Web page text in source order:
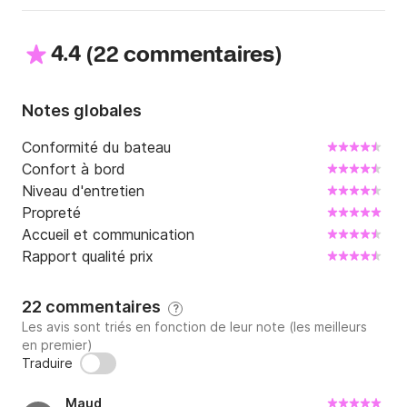
vous recommandons quelques endroits à ne pas
d'Ugljan et Pašman juste en face de Zadar.
Pour plus de questions sur le bateau ou les
destinations à visiter, n'hésitez pas à me contacter
sur la plateforme Click&Boat !
4.4 (22 commentaires)
Notes globales
Conformité du bateau
Confort à bord
Niveau d'entretien
Propreté
Accueil et communication
Rapport qualité prix
22 commentaires ?
Les avis sont triés en fonction de leur note (les meilleurs
en premier)
Traduire
Maud